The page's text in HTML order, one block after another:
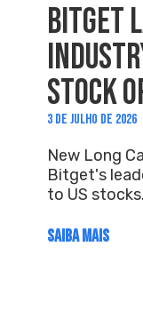
BITGET
STOCK
3 DE JULHO DE 2026
New Long
Bitget's
to US
SAIBA MAIS